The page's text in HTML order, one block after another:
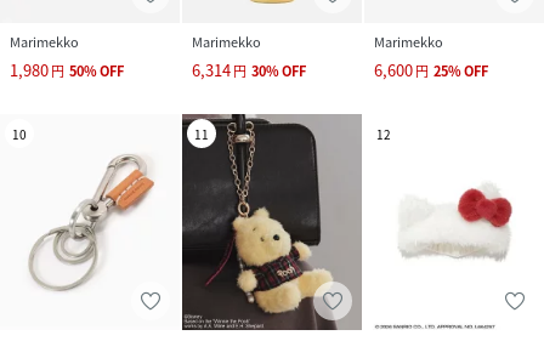
Marimekko
1,980円 50%OFF
Marimekko
6,314円 30%OFF
Marimekko
6,600円 25%OFF
10 11 12